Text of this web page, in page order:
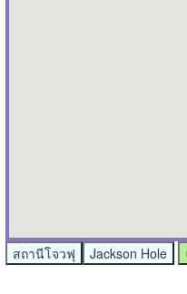
สถานีโจวฟุ Jackson Hole